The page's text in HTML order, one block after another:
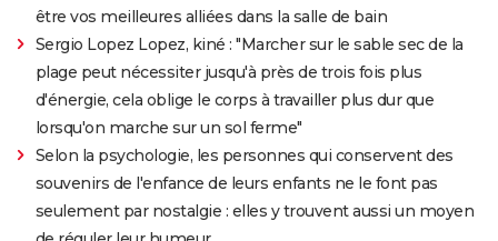
être vos meilleures alliées dans la salle de bain
Sergio Lopez Lopez, kiné : "Marcher sur le sable sec de la
plage peut nécessiter jusqu'à près de trois fois plus
d'énergie, cela oblige le corps à travailler plus dur que
lorsqu'on marche sur un sol ferme"
Selon la psychologie, les personnes qui conservent des
souvenirs de l'enfance de leurs enfants ne le font pas
seulement par nostalgie : elles y trouvent aussi un moyen